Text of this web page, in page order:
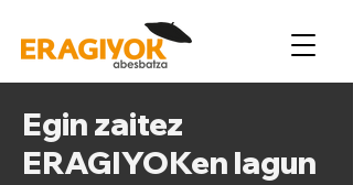
Egin zaitez
ERAGIYOKen lagun